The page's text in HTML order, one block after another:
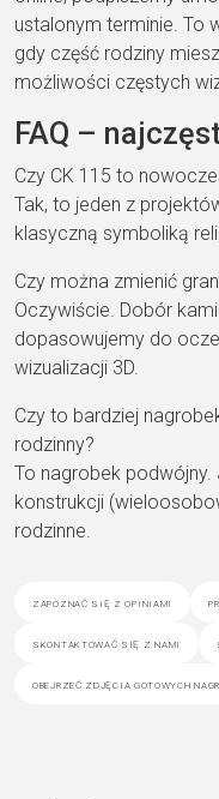
ustalonym terminie. To
gdy część rodziny
możliwości częstych
FAQ –
Czy CK 115 to
Tak, to jeden z
klasyczną symboliką
Czy można zmienić
Oczywiście. Dobór
dopasowujemy do
wizualizacji 3D.
Czy to bardziej
rodzinny?
To nagrobek
konstrukcji
rodzinne.
zapoznać się z opiniami
skontaktować się z nami
obejrzeć zdjęcia gotowych